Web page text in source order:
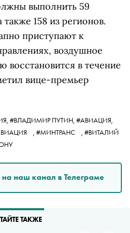
выполнить 59
158 из регионов.
приступают к
воздушное
восстановится в течение
вице-премьер
#ВЛАДИМИР ПУТИН, #АВИАЦИЯ,
, #МИНТРАНС , #ВИТАЛИЙ
на наш канал в Телеграме
ТАКЖЕ